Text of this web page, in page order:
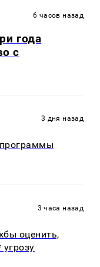
6 часов назад
года
с
3 дня назад
3 часа назад
оценить,